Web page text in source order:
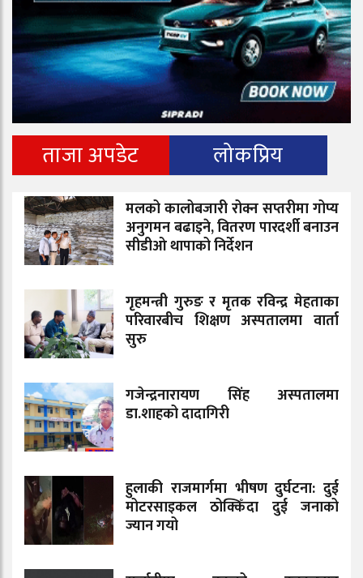
ताजा अपडेट लोकप्रिय
मलको कालोबजारी रोक्न सप्तरीमा गोप्य
अनुगमन बढाइने, वितरण पारदर्शी बनाउन
सीडीओ थापाको निर्देशन
गृहमन्त्री गुरुङ र मृतक रविन्द्र मेहताका
परिवारबीच शिक्षण अस्पतालमा वार्ता
सुरु
गजेन्द्रनारायण सिंह अस्पतालमा
डा.शाहको दादागिरी
हुलाकी राजमार्गमा भीषण दुर्घटना: दुई
मोटरसाइकल ठोक्किँदा दुई जनाको
ज्यान गयो